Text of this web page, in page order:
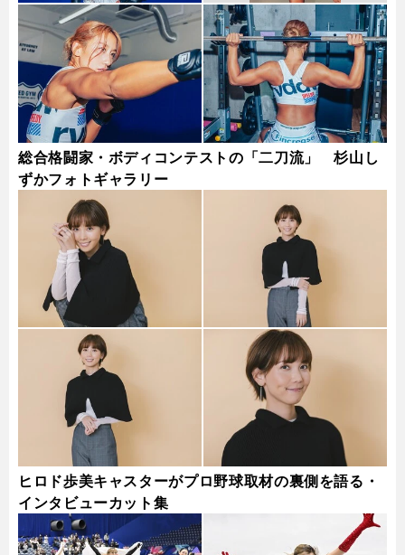
総合格闘家・ボディコンテストの「二刀流」 杉山し
ずかフォトギャラリー
ヒロド歩美キャスターがプロ野球取材の裏側を語る・
インタビューカット集